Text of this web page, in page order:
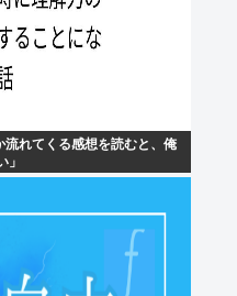
れてくる感想を読むと、俺
」